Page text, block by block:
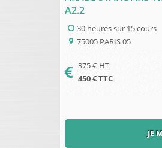
A2.2
30 heuressur 15 cours
75005 PARIS 05
375€ HT
450€ TTC
JE